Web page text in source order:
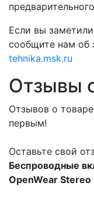
Если вы
сообщите нам об
tehnika.msk.ru
Отзывы
Отзывов о
первым!
Оставьте свой
Беспроводные
OpenWear